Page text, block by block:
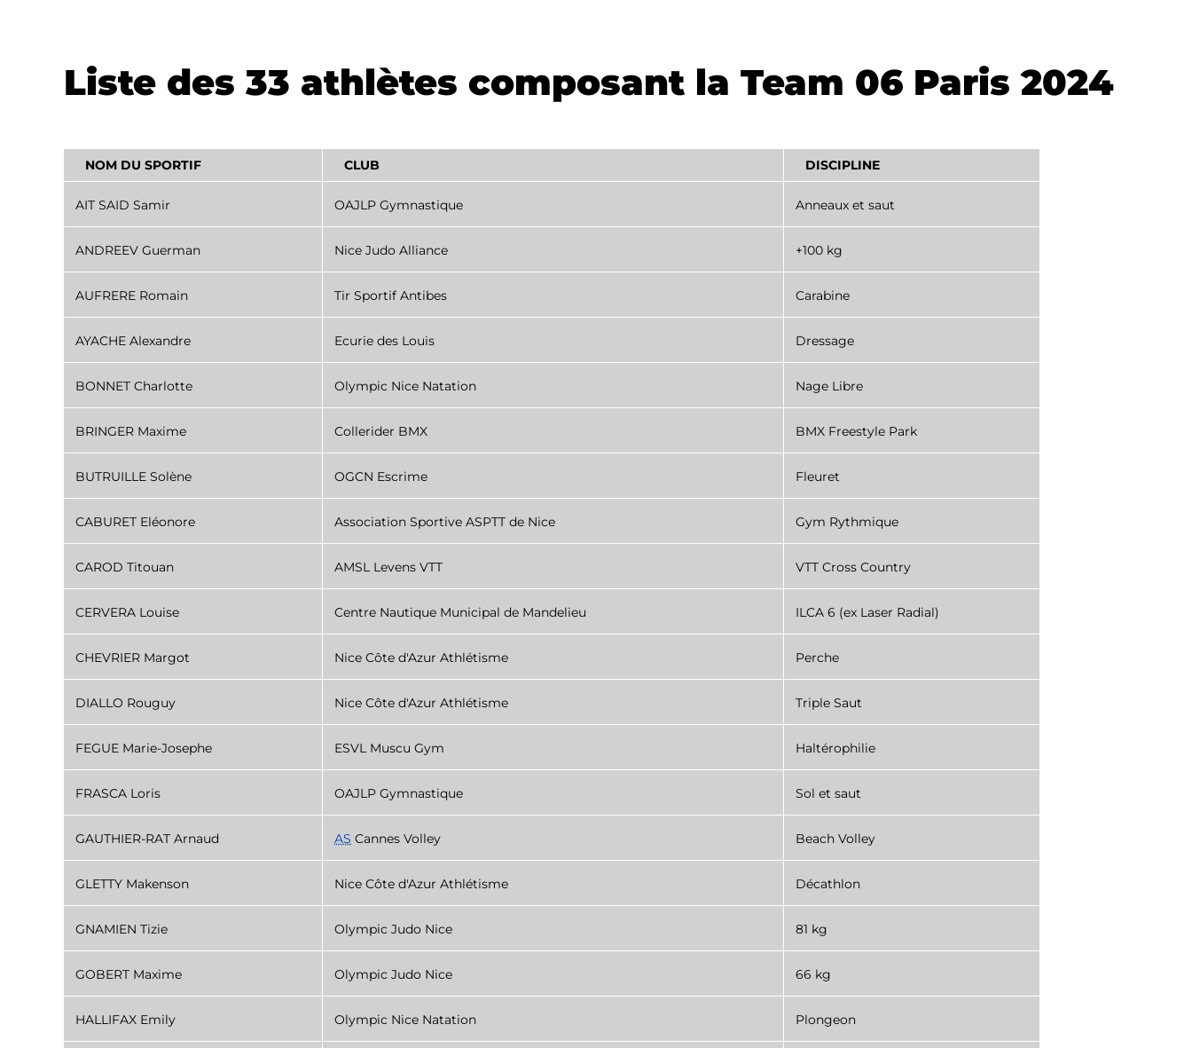
Liste des 33 athlètes composant la Team 06 Paris 2024
NOM DU SPORTIF CLUB DISCIPLINE
AIT SAID Samir OAJLP Gymnastique Anneaux et saut
ANDREEV Guerman Nice Judo Alliance +100 kg
AUFRERE Romain Tir Sportif Antibes Carabine
AYACHE Alexandre Ecurie des Louis Dressage
BONNET Charlotte Olympic Nice Natation Nage Libre
BRINGER Maxime Collerider BMX BMX Freestyle Park
BUTRUILLE Solène OGCN Escrime Fleuret
CABURET Eléonore Association Sportive ASPTT de Nice Gym Rythmique
CAROD Titouan AMSL Levens VTT VTT Cross Country
CERVERA Louise Centre Nautique Municipal de Mandelieu ILCA 6 (ex Laser Radial)
CHEVRIER Margot Nice Côte d'Azur Athlétisme Perche
DIALLO Rouguy Nice Côte d'Azur Athlétisme Triple Saut
FEGUE Marie-Josephe ESVL Muscu Gym Haltérophilie
FRASCA Loris OAJLP Gymnastique Sol et saut
GAUTHIER-RAT Arnaud AS Cannes Volley Beach Volley
GLETTY Makenson Nice Côte d'Azur Athlétisme Décathlon
GNAMIEN Tizie Olympic Judo Nice 81 kg
GOBERT Maxime Olympic Judo Nice 66 kg
HALLIFAX Emily Olympic Nice Natation Plongeon